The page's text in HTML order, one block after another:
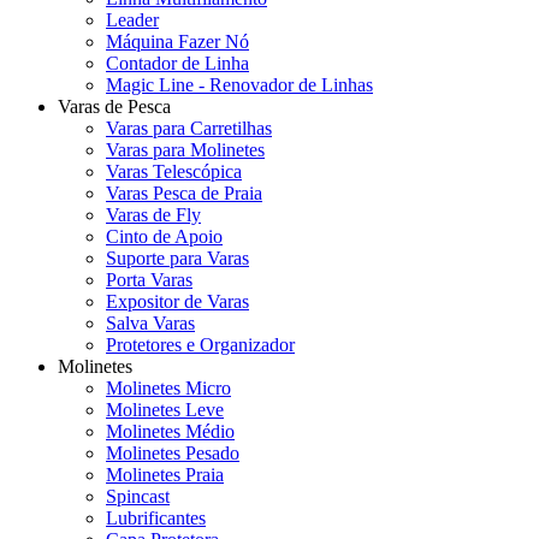
Leader
Máquina Fazer Nó
Contador de Linha
Magic Line - Renovador de Linhas
Varas de Pesca
Varas para Carretilhas
Varas para Molinetes
Varas Telescópica
Varas Pesca de Praia
Varas de Fly
Cinto de Apoio
Suporte para Varas
Porta Varas
Expositor de Varas
Salva Varas
Protetores e Organizador
Molinetes
Molinetes Micro
Molinetes Leve
Molinetes Médio
Molinetes Pesado
Molinetes Praia
Spincast
Lubrificantes